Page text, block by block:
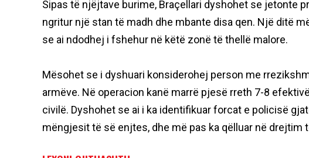
Sipas të njëjtave burime, Braçellari dyshohet se jetonte
ngritur një stan të madh dhe mbante disa qen. Një ditë
se ai ndodhej i fshehur në këtë zonë të thellë malore.
Mësohet se i dyshuari konsiderohej person me
armëve. Në operacion kanë marrë pjesë rreth 7-8
civilë. Dyshohet se ai i ka identifikuar forcat e policisë
mëngjesit të së enjtes, dhe më pas ka qëlluar në drejtim